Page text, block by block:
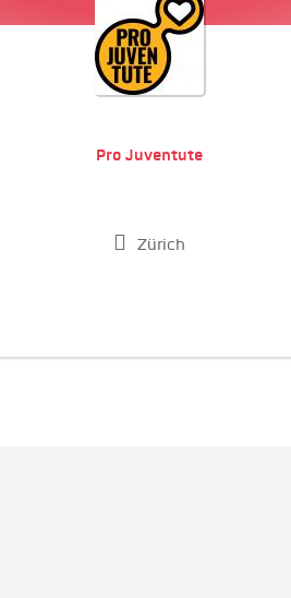
Pro Juventute
Zürich